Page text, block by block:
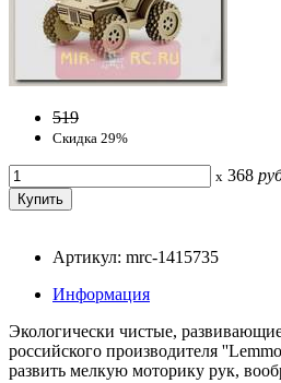
519
Скидка 29%
x 368
Артикул: mrc-1415735
Информация
Экологически чистые,
российского производителя
развить мелкую моторику рук,